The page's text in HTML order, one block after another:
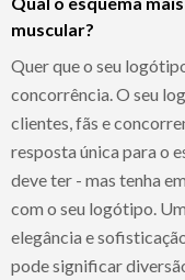
muscular?
Quer que o seu
concorrência. O seu
clientes, fãs e
resposta única para o
deve ter - mas tenha
com o seu logótipo.
elegância e
pode significar